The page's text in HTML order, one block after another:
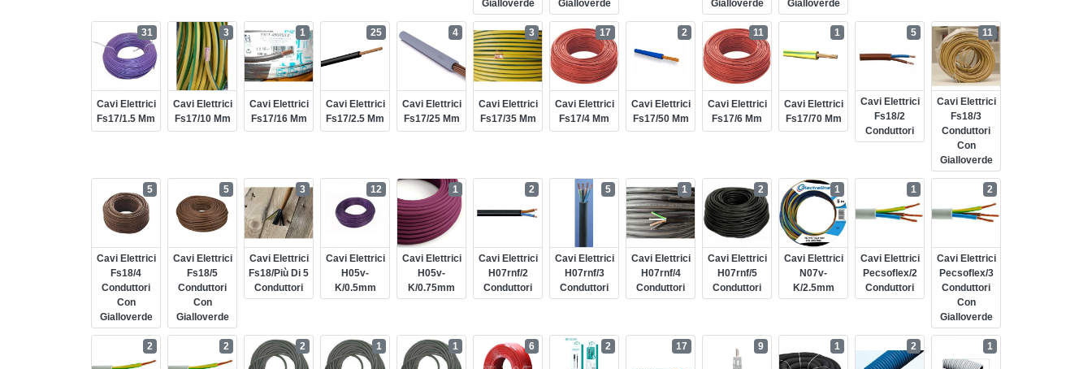
Gialloverde
Gialloverde
Gialloverde
Gialloverde
Cavi Elettrici
Fs17/1.5 Mm
31
Cavi Elettrici
Fs17/10 Mm
3
Cavi Elettrici
Fs17/16 Mm
1
Cavi Elettrici
Fs17/2.5 Mm
25
Cavi Elettrici
Fs17/25 Mm
4
Cavi Elettrici
Fs17/35 Mm
3
Cavi Elettrici
Fs17/4 Mm
17
Cavi Elettrici
Fs17/50 Mm
2
Cavi Elettrici
Fs17/6 Mm
11
Cavi Elettrici
Fs17/70 Mm
1
Cavi Elettrici
Fs18/2
Conduttori
5
Cavi Elettrici
Fs18/3
Conduttori
Con
Gialloverde
11
Cavi Elettrici
Fs18/4
Conduttori
Con
Gialloverde
5
Cavi Elettrici
Fs18/5
Conduttori
Con
Gialloverde
5
Cavi Elettrici
Fs18/più Di 5
Conduttori
3
Cavi Elettrici
H05v-
K/0.5mm
12
Cavi Elettrici
H05v-
K/0.75mm
1
Cavi Elettrici
H07rnf/2
Conduttori
2
Cavi Elettrici
H07rnf/3
Conduttori
5
Cavi Elettrici
H07rnf/4
Conduttori
1
Cavi Elettrici
H07rnf/5
Conduttori
2
Cavi Elettrici
N07v-
K/2.5mm
1
Cavi Elettrici
Pecsoflex/2
Conduttori
1
Cavi Elettrici
Pecsoflex/3
Conduttori
Con
Gialloverde
2
2 2 2 1 1 6 2 17 9 1 2 1